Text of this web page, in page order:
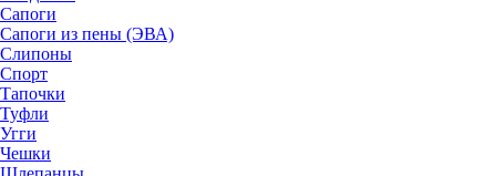
Сапоги
Сапоги из пены (ЭВА)
Слипоны
Спорт
Тапочки
Туфли
Угги
Чешки